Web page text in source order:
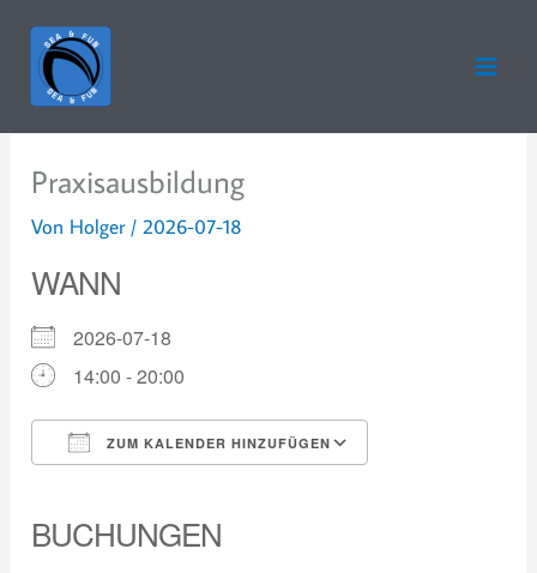
Inhalt
springen
Praxisausbildung
Von Holger /2026-07-18
WANN
2026-07-18
14:00 - 20:00
ZUM KALENDER HINZUFÜGEN
BUCHUNGEN